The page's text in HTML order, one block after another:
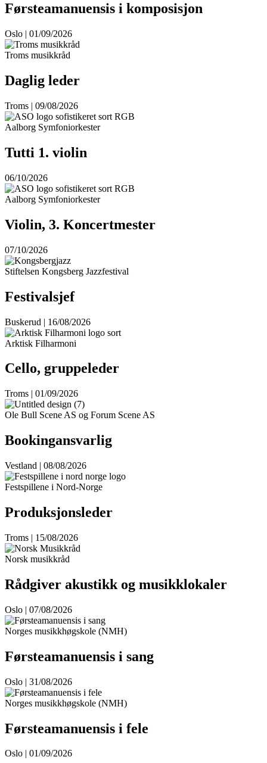
Førsteamanuensis i komposisjon
Oslo | 01/09/2026
Troms musikkråd
Daglig leder
Troms | 09/08/2026
Aalborg Symfoniorkester
Tutti 1. violin
06/10/2026
Aalborg Symfoniorkester
Violin, 3. Koncertmester
07/10/2026
Stiftelsen Kongsberg Jazzfestival
Festivalsjef
Buskerud | 16/08/2026
Arktisk Filharmoni
Cello, gruppeleder
Troms | 01/09/2026
Ole Bull Scene AS og Forum Scene AS
Bookingansvarlig
Vestland | 08/08/2026
Festspillene i Nord-Norge
Produksjonsleder
Troms | 15/08/2026
Norsk musikkråd
Rådgiver akustikk og musikklokaler
Oslo | 07/08/2026
Norges musikkhøgskole (NMH)
Førsteamanuensis i sang
Oslo | 31/08/2026
Norges musikkhøgskole (NMH)
Førsteamanuensis i fele
Oslo | 01/09/2026